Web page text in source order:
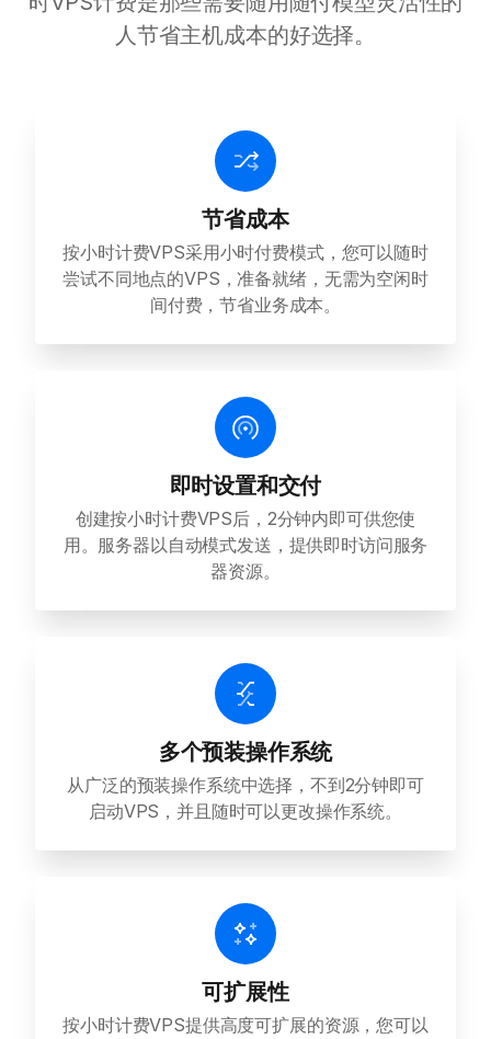
人节省主机成本的好选择。
节省成本
按小时计费VPS采用小时付费模式，您可以随时
尝试不同地点的VPS，准备就绪，无需为空闲时
间付费，节省业务成本。
即时设置和交付
创建按小时计费VPS后，2分钟内即可供您使
用。服务器以自动模式发送，提供即时访问服务
器资源。
多个预装操作系统
从广泛的预装操作系统中选择，不到2分钟即可
启动VPS，并且随时可以更改操作系统。
可扩展性
按小时计费VPS提供高度可扩展的资源，您可以